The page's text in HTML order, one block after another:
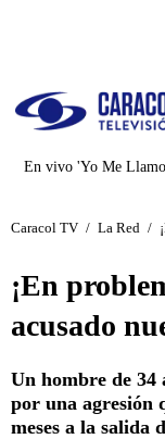
En vivo 'Yo Me
Caracol TV / La Red /
¡En
acusado
Un hombre de 34
por una agresión
meses a la salida